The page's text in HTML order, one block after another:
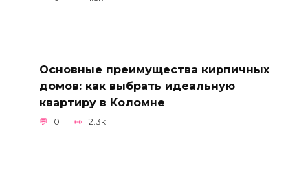
Основные преимущества кирпичных
домов: как выбрать идеальную
квартиру в Коломне
0 2.3к.